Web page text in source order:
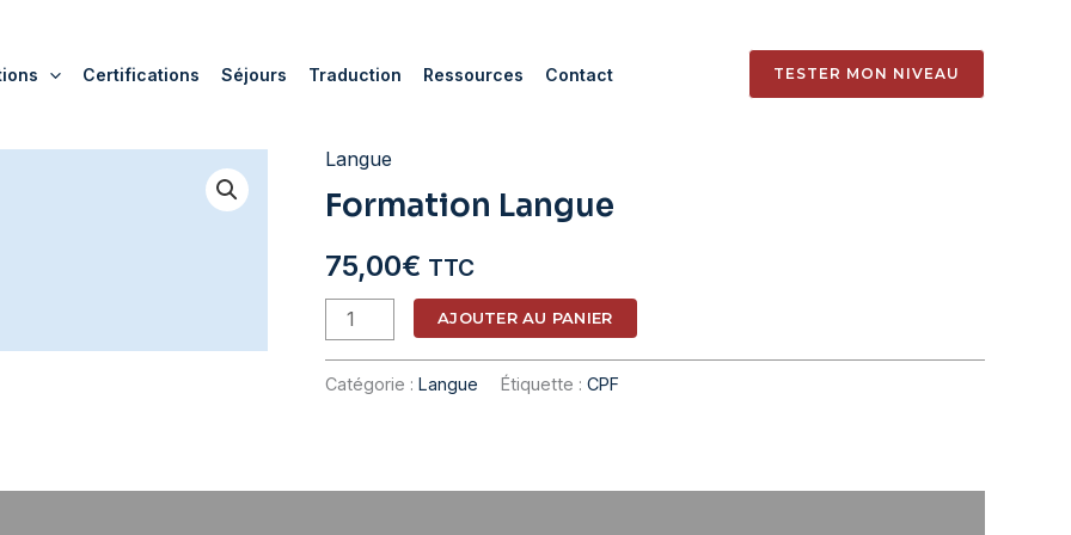
Certifications Séjours Traduction Ressources Contact TESTER MON NIVEAU
Langue
Formation Langue
75,00€ TTC
quantité
de
Formation
AJOUTER AU PANIER
Catégorie : Langue Étiquette : CPF